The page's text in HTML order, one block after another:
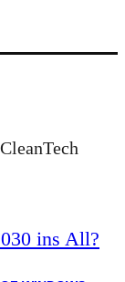
ins All?